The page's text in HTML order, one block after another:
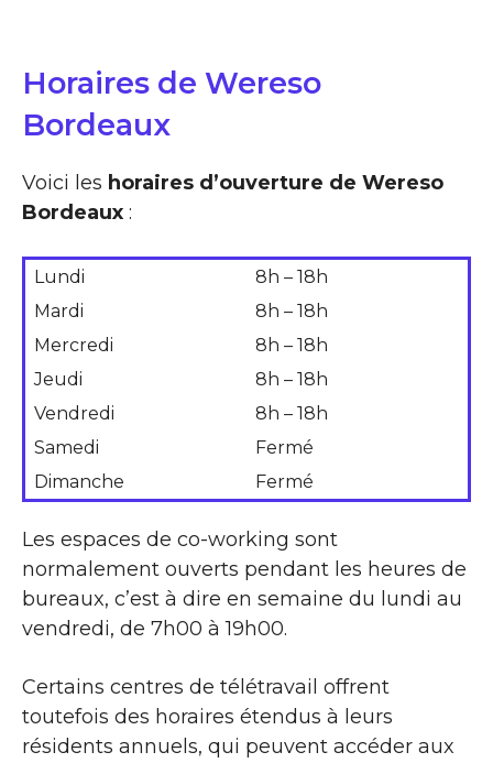
Horaires de Wereso
Bordeaux
Voici les horaires d’ouverture de Wereso
Bordeaux :
Lundi
8h – 18h
Mardi
8h – 18h
Mercredi
8h – 18h
Jeudi
8h – 18h
Vendredi
8h – 18h
Samedi
Fermé
Dimanche
Fermé
Les espaces de co-working sont
normalement ouverts pendant les heures de
bureaux, c’est à dire en semaine du lundi au
vendredi, de 7h00 à 19h00.
Certains centres de télétravail offrent
toutefois des horaires étendus à leurs
résidents annuels, qui peuvent accéder aux